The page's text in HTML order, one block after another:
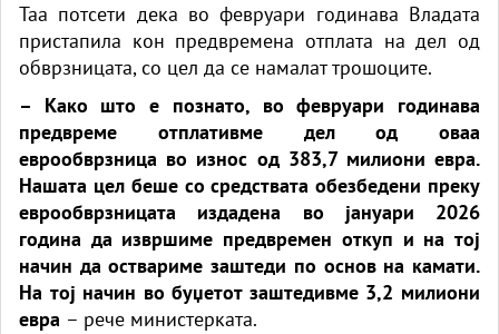
Таа потсети дека во февруари годинава Владата
пристапила кон предвремена отплата на дел од
обврзницата, со цел да се намалат трошоците.
– Како што е познато, во февруари годинава
предвреме отплативме дел од оваа
еврообврзница во износ од 383,7 милиони евра.
Нашата цел беше со средствата обезбедени преку
еврообврзницата издадена во јануари 2026
година да извршиме предвремен откуп и на тој
начин да оствариме заштеди по основ на камати.
На тој начин во буџетот заштедивме 3,2 милиони
евра – рече министерката.